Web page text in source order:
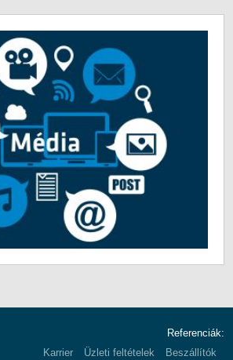
Referenciák:
Karrier
Üzleti feltételek
Beszállítók